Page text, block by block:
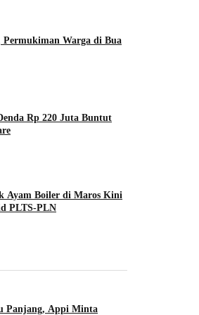
Warga di Bua
Rp 220 Juta Buntut
Ayam Boiler di Maros Kini
PLTS-PLN
Panjang, Appi Minta